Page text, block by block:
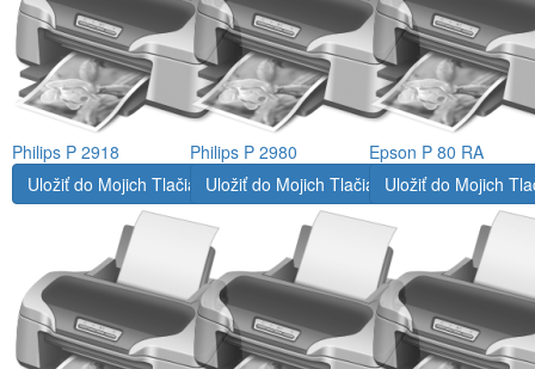
Philips P 2918 Philips P 2980
Epson P 80 RA
Uložiť do Mojich TlačiarníUložiť do Mojich TlačiarníUložiť do Mojich